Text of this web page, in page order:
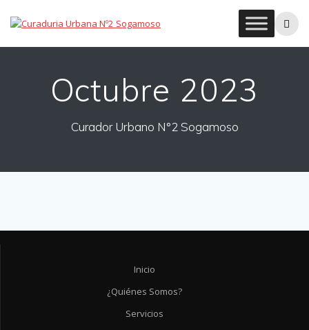
to
Octubre 2023
Curador Urbano N°2 Sogamoso
Inicio
¿Quiénes Somos?
Servicios